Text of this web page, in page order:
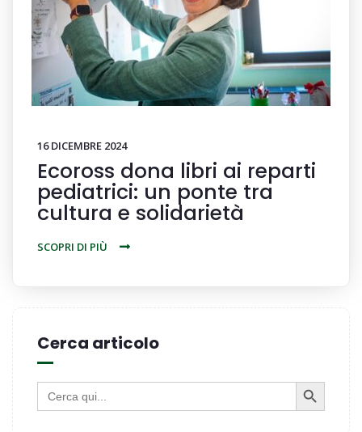
16 DICEMBRE 2024
Ecoross dona libri ai reparti
pediatrici: un ponte tra
cultura e solidarietà
SCOPRI DI PIÙ
Cerca articolo
Search
for:
SEARCH BUTTON